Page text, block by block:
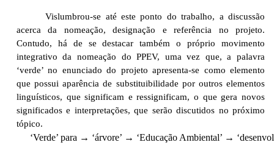
Vislumbrou-se até este ponto do trabalho, a discussão
acerca da nomeação, designação e referência no projeto.
Contudo, há de se destacar também o próprio movimento
integrativo da nomeação do PPEV, uma vez que, a palavra
‘verde’ no enunciado do projeto apresenta-se como elemento
que possui aparência de substituibilidade por outros elementos
linguísticos, que significam e ressignificam, o que gera novos
significados e interpretações, que serão discutidos no próximo
tópico.
‘Verde’ para → ‘árvore’ → ‘Educação Ambiental’ →